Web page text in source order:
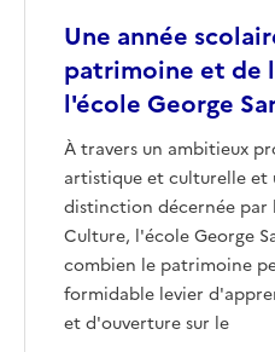
Une année
patrimoine et de
l'école George
À travers un ambitieux
artistique et culturelle et
distinction décernée par
Culture, l'école George
combien le patrimoine
formidable levier
et d'ouverture sur le